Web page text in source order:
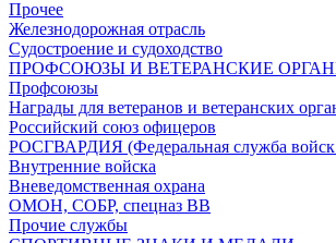
Прочее
Железнодорожная отрасль
Судостроение и судоходство
ПРОФСОЮЗЫ И ВЕТЕРАНСКИЕ
Профсоюзы
Награды для ветеранов и ветеранских
Российский союз офицеров
РОСГВАРДИЯ (Федеральная служба войск
Внутренние войска
Вневедомственная охрана
ОМОН, СОБР, спецназ ВВ
Прочие службы